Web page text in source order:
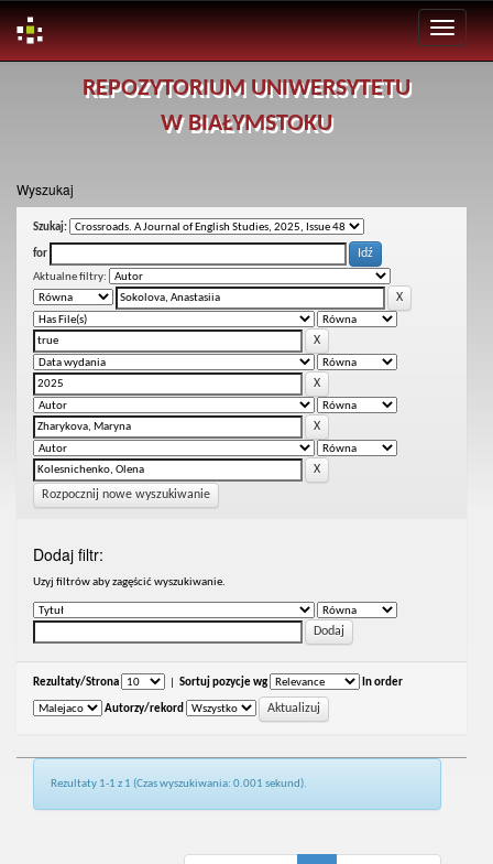
REPOZYTORIUM UNIWERSYTETU
W BIAŁYMSTOKU
Wyszukaj
Szukaj:
for
Aktualne filtry:
Rozpocznij nowe wyszukiwanie
Dodaj filtr:
Uzyj filtrów aby zagęścić wyszukiwanie.
Rezultaty/Strona Sortuj pozycje wg In order
Autorzy/rekord
Rezultaty 1-1 z 1 (Czas wyszukiwania: 0.001 sekund).